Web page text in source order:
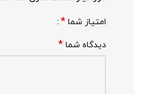
امتیاز شما *
دیدگاه شما *